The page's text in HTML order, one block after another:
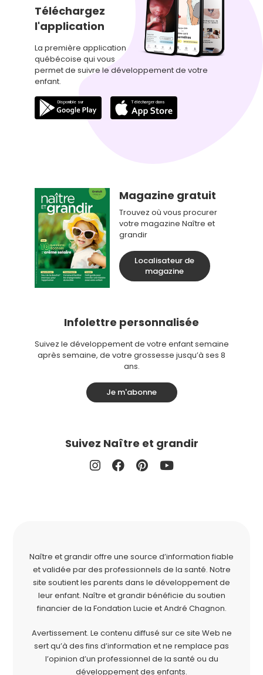
Téléchargez
l'application
La première application
québécoise qui vous
permet de suivre le développement de votre
enfant.
Magazine gratuit
Trouvez où vous procurer
votre magazine Naître et
grandir
Localisateur de
magazine
Infolettre personnalisée
Suivez le développement de votre enfant semaine
après semaine, de votre grossesse jusqu’à ses 8
ans.
Je m'abonne
Suivez Naître et grandir
Naître et grandir offre une source d’information fiable
et validée par des professionnels de la santé. Notre
site soutient les parents dans le développement de
leur enfant. Naître et grandir bénéficie du soutien
financier de la Fondation Lucie et André Chagnon.
Avertissement. Le contenu diffusé sur ce site Web ne
sert qu’à des fins d’information et ne remplace pas
l’opinion d’un professionnel de la santé ou du
développement des enfants.